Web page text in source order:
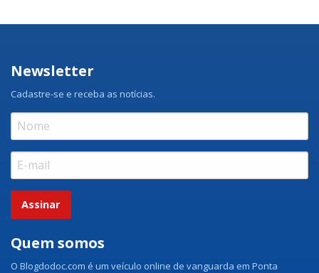
Newsletter
Cadastre-se e receba as notícias.
Assinar
Quem somos
O Blogdodoc.com é um veículo online de vanguarda em Ponta